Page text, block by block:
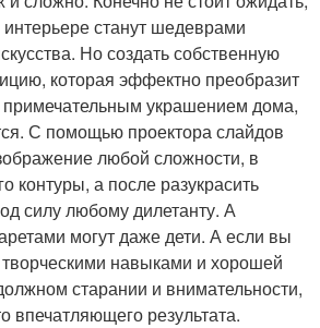
интерьере станут шедеврами
Но создать собственную
которая эффектно преобразит
украшением дома,
С помощью проектора слайдов
любой сложности, в
контуры, а после разукрасить
силу любому дилетанту. А
могут даже дети. А если вы
навыками и хорошей
старании и внимательности,
впечатляющего результата.